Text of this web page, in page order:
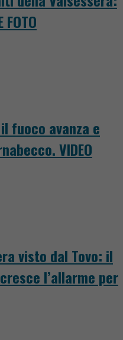
fuoco avanza e
VIDEO
visto dal Tovo: il
l’allarme per